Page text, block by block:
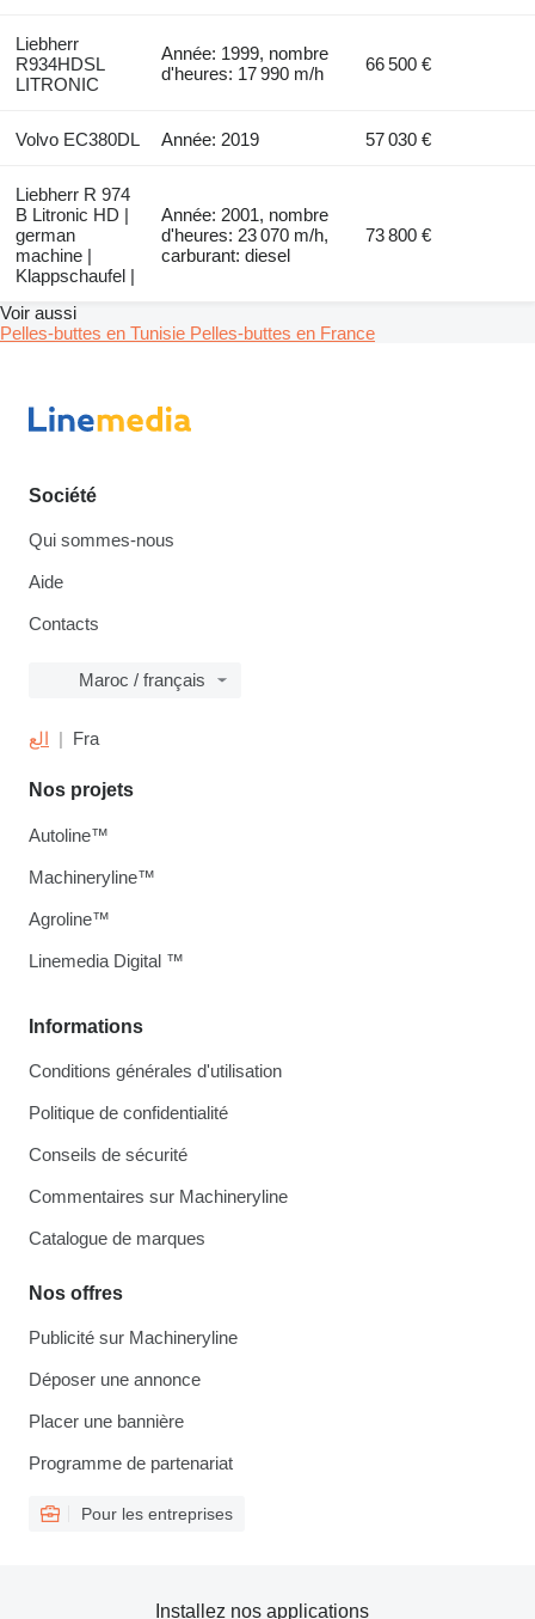
Liebherr
R934HDSL
LITRONIC
Année: 1999, nombre
d'heures: 17 990 m/h
66 500 €
Volvo EC380DL Année: 2019 57 030 €
Liebherr R 974
B Litronic HD |
german
machine |
Klappschaufel |
Année: 2001, nombre
d'heures: 23 070 m/h,
carburant: diesel
73 800 €
Voir aussi
Pelles-buttes en Tunisie Pelles-buttes en France
Société
Qui sommes-nous
Aide
Contacts
Maroc / français
الع Fra
Informations
Conditions générales d'utilisation
Politique de confidentialité
Conseils de sécurité
Commentaires sur Machineryline
Catalogue de marques
Nos offres
Publicité sur Machineryline
Déposer une annonce
Placer une bannière
Programme de partenariat
Pour les entreprises
Nos projets
Autoline™
Machineryline™
Agroline™
Linemedia Digital ™
Installez nos applications